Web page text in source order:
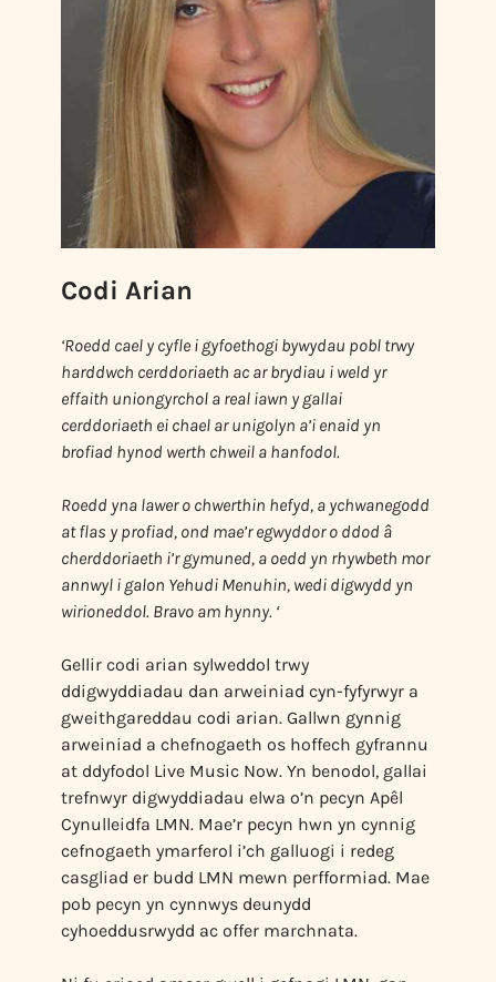
Codi Arian
‘Roedd cael y cyfle i gyfoethogi bywydau pobl trwy
harddwch cerddoriaeth ac ar brydiau i weld yr
effaith uniongyrchol a real iawn y gallai
cerddoriaeth ei chael ar unigolyn a’i enaid yn
brofiad hynod werth chweil a hanfodol.
Roedd yna lawer o chwerthin hefyd, a ychwanegodd
at flas y profiad, ond mae’r egwyddor o ddod â
cherddoriaeth i’r gymuned, a oedd yn rhywbeth mor
annwyl i galon Yehudi Menuhin, wedi digwydd yn
wirioneddol. Bravo am hynny. ‘
Gellir codi arian sylweddol trwy
ddigwyddiadau dan arweiniad cyn-fyfyrwyr a
gweithgareddau codi arian. Gallwn gynnig
arweiniad a chefnogaeth os hoffech gyfrannu
at ddyfodol Live Music Now. Yn benodol, gallai
trefnwyr digwyddiadau elwa o’n pecyn Apêl
Cynulleidfa LMN. Mae’r pecyn hwn yn cynnig
cefnogaeth ymarferol i’ch galluogi i redeg
casgliad er budd LMN mewn perfformiad. Mae
pob pecyn yn cynnwys deunydd
cyhoeddusrwydd ac offer marchnata.